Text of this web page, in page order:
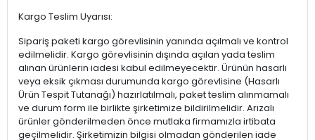
Kargo Teslim Uyarısı:
Sipariş paketi kargo görevlisinin yanında açılmalı ve kontrol
edilmelidir. Kargo görevlisinin dışında açılan yada teslim
alınan ürünlerin iadesi kabul edilmeyecektir. Ürünün hasarlı
veya eksik çıkması durumunda kargo görevlisine (Hasarlı
Ürün Tespit Tutanağı) hazırlatılmalı, paket teslim alınmamalı
ve durum form ile birlikte şirketimize bildirilmelidir. Arızalı
ürünler gönderilmeden önce mutlaka firmamızla irtibata
geçilmelidir. Şirketimizin bilgisi olmadan gönderilen iade